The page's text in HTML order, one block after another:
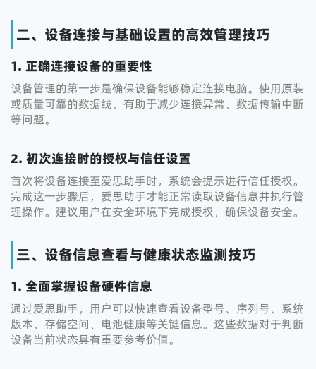
二、设备连接与基础设置的高效管理技巧
1. 正确连接设备的重要性
设备管理的第一步是确保设备能够稳定连接电脑。使用原装
或质量可靠的数据线，有助于减少连接异常、数据传输中断
等问题。
2. 初次连接时的授权与信任设置
首次将设备连接至爱思助手时，系统会提示进行信任授权。
完成这一步骤后，爱思助手才能正常读取设备信息并执行管
理操作。建议用户在安全环境下完成授权，确保设备安全。
三、设备信息查看与健康状态监测技巧
1. 全面掌握设备硬件信息
通过爱思助手，用户可以快速查看设备型号、序列号、系统
版本、存储空间、电池健康等关键信息。这些数据对于判断
设备当前状态具有重要参考价值。